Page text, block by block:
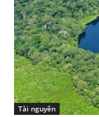
Tài nguyên